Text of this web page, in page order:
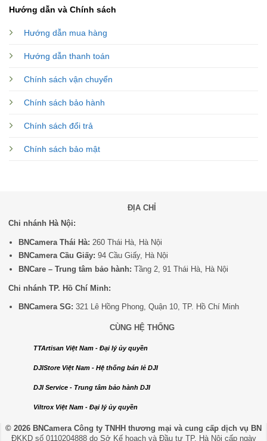
Hướng dẫn và Chính sách
Hướng dẫn mua hàng
Hướng dẫn thanh toán
Chính sách vận chuyển
Chính sách bảo hành
Chính sách đổi trả
Chính sách bảo mật
ĐỊA CHỈ
Chi nhánh Hà Nội:
BNCamera Thái Hà: 260 Thái Hà, Hà Nội
BNCamera Cầu Giấy: 94 Cầu Giấy, Hà Nội
BNCare – Trung tâm bảo hành: Tầng 2, 91 Thái Hà, Hà Nội
Chi nhánh TP. Hồ Chí Minh:
BNCamera SG: 321 Lê Hồng Phong, Quận 10, TP. Hồ Chí Minh
CÙNG HỆ THỐNG
TTArtisan Việt Nam - Đại lý ủy quyền
DJIStore Việt Nam - Hệ thống bán lẻ DJI
DJI Service - Trung tâm bảo hành DJI
Viltrox Việt Nam - Đại lý ủy quyền
© 2026 BNCamera Công ty TNHH thương mại và cung cấp dịch vụ BN
ĐKKD số 0110204888 do Sở Kế hoạch và Đầu tư TP. Hà Nội cấp ngày